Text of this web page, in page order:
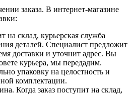
заказа. В интернет-магазине
на склад, курьерская служба
деталей. Специалист предложит
доставки и уточнит адрес. Вы
курьера, мы передадим.
упаковку на целостность и
комплектации.
Когда заказ поступит на склад,